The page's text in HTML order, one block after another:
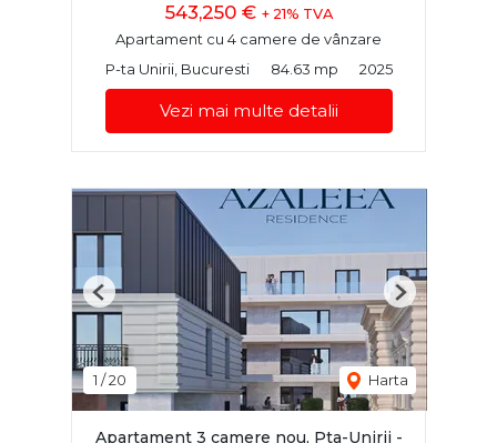
543,250 € + 21% TVA
Apartament cu 4 camere de vânzare
P-ta Unirii, Bucuresti
84.63 mp 2025
Vezi mai multe detalii
1 /20 Harta
Previous Next
Apartament 3 camere nou, Pta-Unirii -